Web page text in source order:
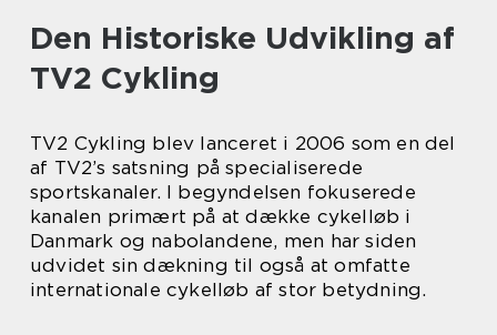
Den Historiske Udvikling af
TV2 Cykling
TV2 Cykling blev lanceret i 2006 som en del
af TV2’s satsning på specialiserede
sportskanaler. I begyndelsen fokuserede
kanalen primært på at dække cykelløb i
Danmark og nabolandene, men har siden
udvidet sin dækning til også at omfatte
internationale cykelløb af stor betydning.